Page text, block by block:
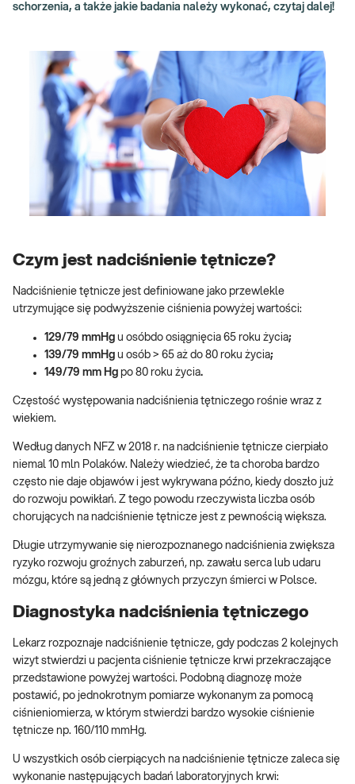
schorzenia, a także jakie badania należy wykonać, czytaj dalej!
Czym jest nadciśnienie tętnicze?
Nadciśnienie tętnicze jest definiowane jako przewlekle
utrzymujące się podwyższenie ciśnienia powyżej wartości:
129/79 mmHg u osóbdo osiągnięcia 65 roku życia;
139/79 mmHg u osób > 65 aż do 80 roku życia;
149/79 mm Hg po 80 roku życia.
Częstość występowania nadciśnienia tętniczego rośnie wraz z
wiekiem.
Według danych NFZ w 2018 r. na nadciśnienie tętnicze cierpiało
niemal 10 mln Polaków. Należy wiedzieć, że ta choroba bardzo
często nie daje objawów i jest wykrywana późno, kiedy doszło już
do rozwoju powikłań. Z tego powodu rzeczywista liczba osób
chorujących na nadciśnienie tętnicze jest z pewnością większa.
Długie utrzymywanie się nierozpoznanego nadciśnienia zwiększa
ryzyko rozwoju groźnych zaburzeń, np. zawału serca lub udaru
mózgu, które są jedną z głównych przyczyn śmierci w Polsce.
Diagnostyka nadciśnienia tętniczego
Lekarz rozpoznaje nadciśnienie tętnicze, gdy podczas 2 kolejnych
wizyt stwierdzi u pacjenta ciśnienie tętnicze krwi przekraczające
przedstawione powyżej wartości. Podobną diagnozę może
postawić, po jednokrotnym pomiarze wykonanym za pomocą
ciśnieniomierza, w którym stwierdzi bardzo wysokie ciśnienie
tętnicze np. 160/110 mmHg.
U wszystkich osób cierpiących na nadciśnienie tętnicze zaleca się
wykonanie następujących badań laboratoryjnych krwi: